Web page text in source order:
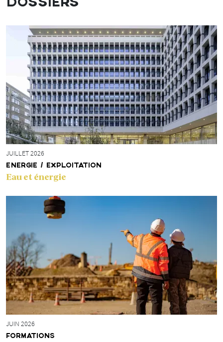
DOSSIERS
JUILLET 2026
ENERGIE / EXPLOITATION
Eau et énergie
JUIN 2026
FORMATIONS